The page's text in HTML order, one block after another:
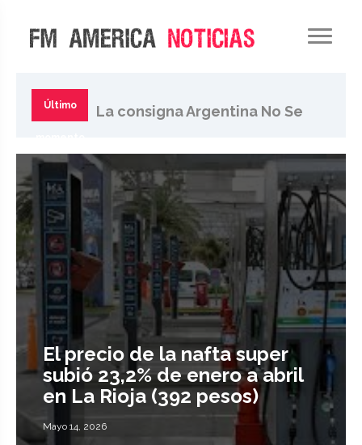
Último
La consigna Argentina No Se
sociedad
Gobierno, movilizan al
El precio de la nafta super
subió 23,2% de enero a abril
en La Rioja (392 pesos)
Mayo 14, 2026